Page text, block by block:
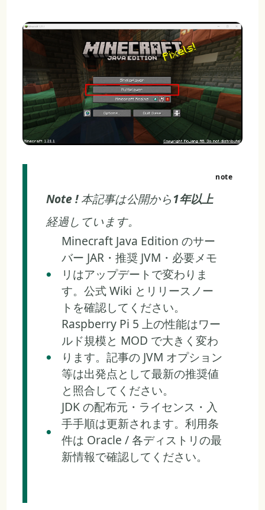
Note !本記事は公開から1年以上
経過しています。
Minecraft Java Edition のサー
バー JAR・推奨 JVM・必要メモ
リはアップデートで変わりま
す。公式 Wiki とリリースノー
トを確認してください。
Raspberry Pi 5 上の性能はワー
ルド規模と MOD で大きく変わ
ります。記事の JVM オプション
等は出発点として最新の推奨値
と照合してください。
JDK の配布元・ライセンス・入
手手順は更新されます。利用条
件は Oracle / 各ディストリの最
新情報で確認してください。